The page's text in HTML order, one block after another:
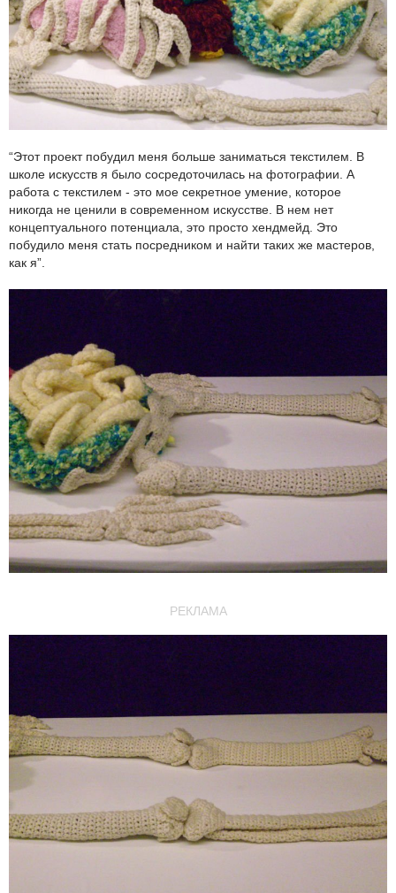
“Этот проект побудил меня больше заниматься текстилем. В
школе искусств я было сосредоточилась на фотографии. А
работа с текстилем - это мое секретное умение, которое
никогда не ценили в современном искусстве. В нем нет
концептуального потенциала, это просто хендмейд. Это
побудило меня стать посредником и найти таких же мастеров,
как я”.
РЕКЛАМА